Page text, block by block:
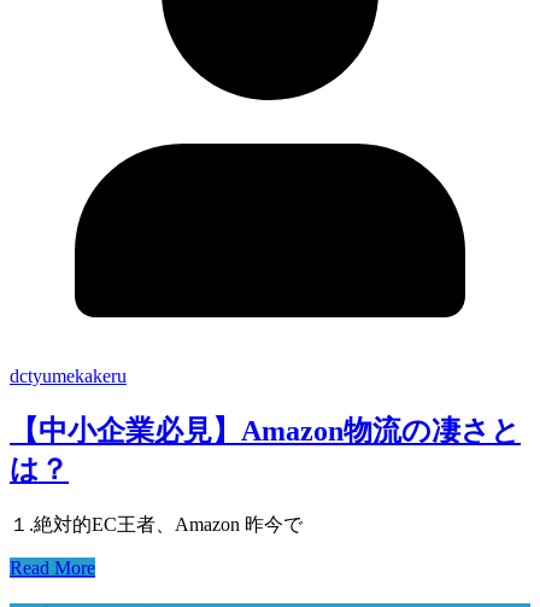
dctyumekakeru
【中小企業必見】Amazon物流の凄さと
は？
１.絶対的EC王者、Amazon 昨今で
Read More